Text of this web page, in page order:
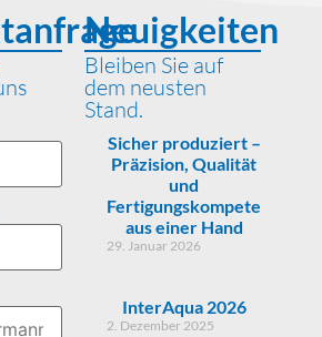
Neuigkeiten
Bleiben Sie auf
dem neusten
Stand.
Sicher produziert –
Präzision, Qualität
und
Fertigungskompetenz
aus einer Hand
29. Januar 2026
InterAqua 2026
2. Dezember 2025